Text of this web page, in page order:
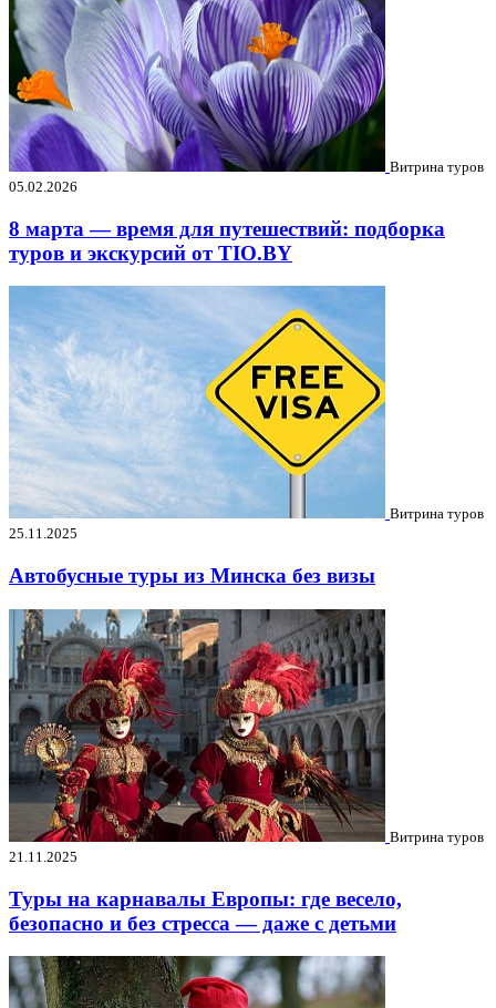
Витрина туров
05.02.2026
8 марта — время для путешествий: подборка
туров и экскурсий от TIO.BY
Витрина туров
25.11.2025
Автобусные туры из Минска без визы
Витрина туров
21.11.2025
Туры на карнавалы Европы: где весело,
безопасно и без стресса — даже с детьми